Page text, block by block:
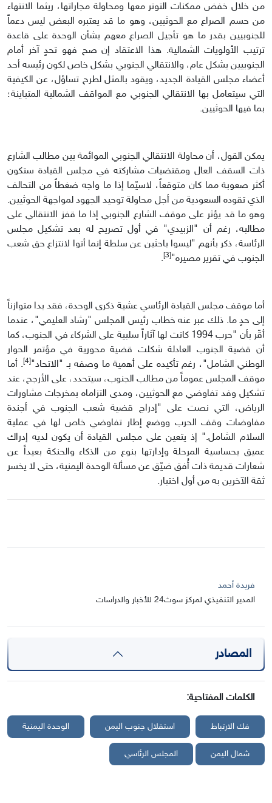
من خلال خفض ممكنات التوتر معها ومحاولة مجاراتها، ريثما الانتهاء
من حسم الصراع مع الحوثيين، وهو ما قد يعتبره البعض ليس دعماً
للجنوبيين بقدر ما هو تأجيل الصراع معهم بشأن الوحدة على قاعدة
ترتيب الأولويات الشمالية. هذا الاعتقاد إن صح فهو تحدٍ آخر أمام
الجنوبيين بشكل عام، والانتقالي الجنوبي بشكل خاص لكون رئيسه أحد
أعضاء مجلس القيادة الجديد، ويقود بالمثل لطرح تساؤل، عن الكيفية
التي سيتعامل بها الانتقالي الجنوبي مع المواقف الشمالية المتباينة؛
بما فيها الحوثيين.
يمكن القول، أن محاولة الانتقالي الجنوبي الموائمة بين مطالب الشارع
ذات السقف العال ومقتضيات مشاركته في مجلس القيادة ستكون
أكثر صعوبة مما كان متوقعاً، لاسيّما إذا ما واجه ضغطاً من التحالف
الذي تقوده السعودية من أجل محاولة توحيد الجهود لمواجهة الحوثيين.
وهو ما قد يؤثر على موقف الشارع الجنوبي إذا ما قفز الانتقالي على
مطالبه، رغم أن "الزبيدي" في أول تصريح له بعد تشكيل مجلس
الرئاسة، ذكر بأنهم "ليسوا باحثين عن سلطة إنما أتوا لانتزاع حق شعب
الجنوب في تقرير مصيره"
.
أما موقف مجلس القيادة الرئاسي عشية ذكرى الوحدة، فقد بدا متوازناً
إلى حدٍ ما. ذلك عبر عنه خطاب رئيس المجلس "رشاد العليمي"، عندما
أقّر بأن "حرب 1994 كانت لها آثاراً سلبية على الشركاء في الجنوب، كما
أن قضية الجنوب العادلة شكلت قضية محورية في مؤتمر الحوار
الوطني الشامل"، رغم تأكيده على أهمية ما وصفه بـ "الاتحاد"
. أما
موقف المجلس عموماً من مطالب الجنوب، سيتحدد، على الأرجح، عند
تشكيل وفد تفاوضي مع الحوثيين، ومدى التزاماه بمخرجات مشاورات
الرياض، التي نصت على "إدراج قضية شعب الجنوب في أجندة
مفاوضات وقف الحرب ووضع إطار تفاوضي خاص لها في عملية
السلام الشامل." إذ يتعين على مجلس القيادة أن يكون لديه إدراك
عميق بحساسية المرحلة وإدارتها بنوع من الذكاء والحنكة بعيداً عن
شعارات قديمة ذات أُفق ضيّق عن مسألة الوحدة اليمنية، حتى لا يخسر
ثقة الآخرين به من أول اختبار.
فريدة أحمد
المدير التنفيذي لمركز سوث24 للأخبار والدراسات
المصادر
الكلمات المفتاحية:
فك الارتباط استقلال جنوب اليمن الوحدة اليمنية
شمال اليمن المجلس الرئاسي